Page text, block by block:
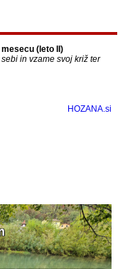
the
group of
it or it's been